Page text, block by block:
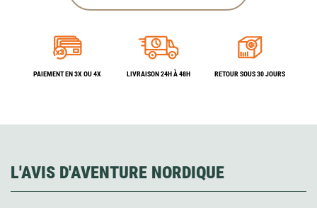
PAIEMENT EN 3X OU 4X LIVRAISON 24H À 48H RETOUR SOUS 30 JOURS
L'AVIS D'AVENTURE NORDIQUE